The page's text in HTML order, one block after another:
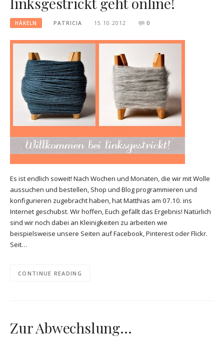
HÄKELN PATRICIA 15.10.2012 0
Es ist endlich soweit! Nach Wochen und Monaten, die wir mit Wolle
aussuchen und bestellen, Shop und Blog programmieren und
konfigurieren zugebracht haben, hat Matthias am 07.10. ins
Internet geschubst. Wir hoffen, Euch gefällt das Ergebnis! Natürlich
sind wir noch dabei an Kleinigkeiten zu arbeiten wie
beispielsweise unsere Seiten auf Facebook, Pinterest oder Flickr.
Seit…
CONTINUE READING
Zur Abwechslung…